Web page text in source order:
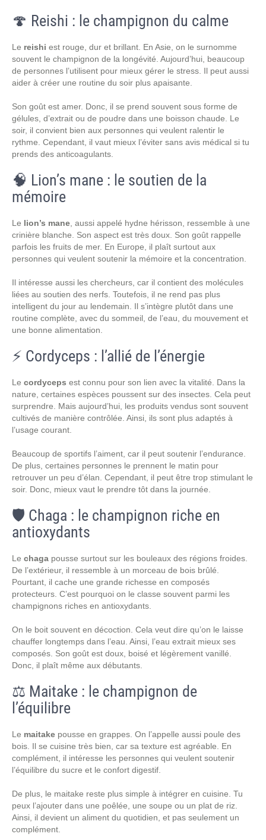
🍄 Reishi : le champignon du calme
Le reishi est rouge, dur et brillant. En Asie, on le surnomme
souvent le champignon de la longévité. Aujourd’hui, beaucoup
de personnes l’utilisent pour mieux gérer le stress. Il peut aussi
aider à créer une routine du soir plus apaisante.
Son goût est amer. Donc, il se prend souvent sous forme de
gélules, d’extrait ou de poudre dans une boisson chaude. Le
soir, il convient bien aux personnes qui veulent ralentir le
rythme. Cependant, il vaut mieux l’éviter sans avis médical si tu
prends des anticoagulants.
🧠 Lion’s mane : le soutien de la
mémoire
Le lion’s mane , aussi appelé hydne hérisson, ressemble à une
crinière blanche. Son aspect est très doux. Son goût rappelle
parfois les fruits de mer. En Europe, il plaît surtout aux
personnes qui veulent soutenir la mémoire et la concentration.
Il intéresse aussi les chercheurs, car il contient des molécules
liées au soutien des nerfs. Toutefois, il ne rend pas plus
intelligent du jour au lendemain. Il s’intègre plutôt dans une
routine complète, avec du sommeil, de l’eau, du mouvement et
une bonne alimentation.
⚡ Cordyceps : l’allié de l’énergie
Le cordyceps est connu pour son lien avec la vitalité. Dans la
nature, certaines espèces poussent sur des insectes. Cela peut
surprendre. Mais aujourd’hui, les produits vendus sont souvent
cultivés de manière contrôlée. Ainsi, ils sont plus adaptés à
l’usage courant.
Beaucoup de sportifs l’aiment, car il peut soutenir l’endurance.
De plus, certaines personnes le prennent le matin pour
retrouver un peu d’élan. Cependant, il peut être trop stimulant le
soir. Donc, mieux vaut le prendre tôt dans la journée.
🛡️ Chaga : le champignon riche en
antioxydants
Le chaga pousse surtout sur les bouleaux des régions froides.
De l’extérieur, il ressemble à un morceau de bois brûlé.
Pourtant, il cache une grande richesse en composés
protecteurs. C’est pourquoi on le classe souvent parmi les
champignons riches en antioxydants.
On le boit souvent en décoction. Cela veut dire qu’on le laisse
chauffer longtemps dans l’eau. Ainsi, l’eau extrait mieux ses
composés. Son goût est doux, boisé et légèrement vanillé.
Donc, il plaît même aux débutants.
⚖️ Maitake : le champignon de
l’équilibre
Le maitake pousse en grappes. On l’appelle aussi poule des
bois. Il se cuisine très bien, car sa texture est agréable. En
complément, il intéresse les personnes qui veulent soutenir
l’équilibre du sucre et le confort digestif.
De plus, le maitake reste plus simple à intégrer en cuisine. Tu
peux l’ajouter dans une poêlée, une soupe ou un plat de riz.
Ainsi, il devient un aliment du quotidien, et pas seulement un
complément.